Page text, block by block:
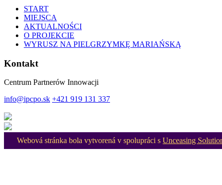
START
MIEJSCA
AKTUALNOŚCI
O PROJEKCIE
WYRUSZ NA PIELGRZYMKĘ MARIAŃSKĄ
Kontakt
Centrum Partnerów Innowacji
info@ipcpo.sk +421 919 131 337
Webová stránka bola vytvorená v spolupráci sUnceasing